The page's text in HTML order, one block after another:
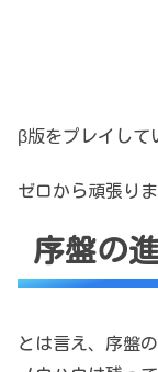
β版をプレイして
ゼロから頑張りま
序盤の
とは言え、序盤